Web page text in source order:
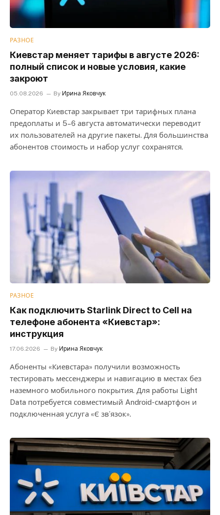
РАЗНОЕ
Киевстар меняет тарифы в августе 2026:
полный список и новые условия, какие
закроют
05.08.2026 By Ирина Яковчук
Оператор Киевстар закрывает три тарифных плана
предоплаты и 5–6 августа автоматически переводит
их пользователей на другие пакеты. Для большинства
абонентов стоимость и набор услуг сохранятся.
РАЗНОЕ
Как подключить Starlink Direct to Cell на
телефоне абонента «Киевстар»:
инструкция
17.06.2026 By Ирина Яковчук
Абоненты «Киевстара» получили возможность
тестировать мессенджеры и навигацию в местах без
наземного мобильного покрытия. Для работы Light
Data потребуется совместимый Android-смартфон и
подключенная услуга «Є зв’язок».